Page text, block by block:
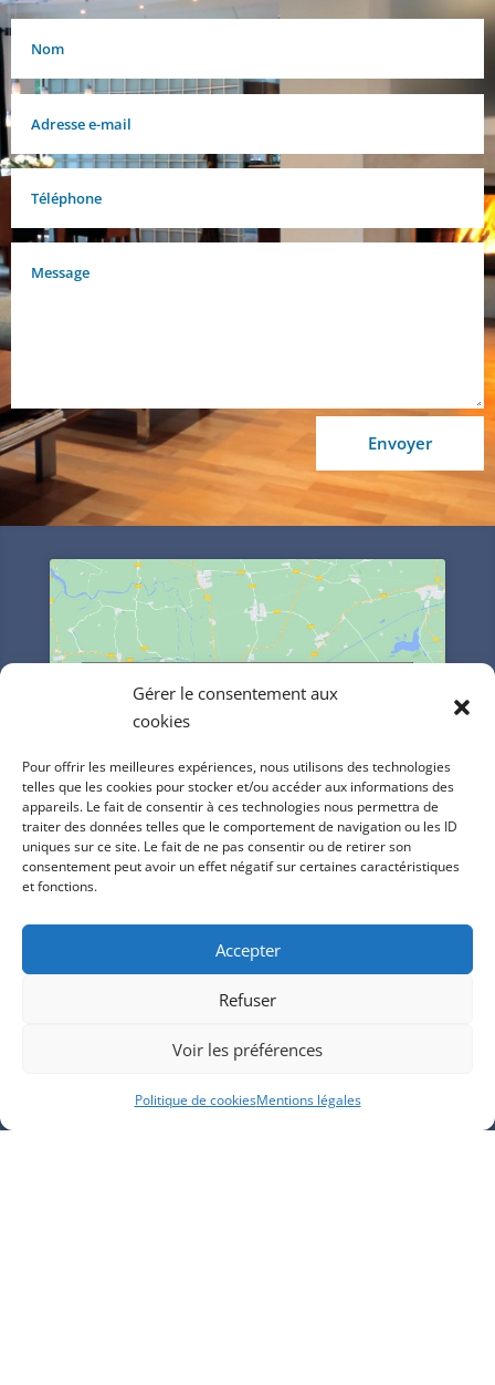
Gérer le consentement aux
cookies
Pour offrir les meilleures expériences, nous utilisons des technologies
telles que les cookies pour stocker et/ou accéder aux informations des
appareils. Le fait de consentir à ces technologies nous permettra de
traiter des données telles que le comportement de navigation ou les ID
uniques sur ce site. Le fait de ne pas consentir ou de retirer son
consentement peut avoir un effet négatif sur certaines caractéristiques
et fonctions.
Accepter
Refuser
Voir les préférences
Politique de cookiesMentions légales
Envoyer
Cliquez pour accepter les cookies
marketing et activer ce contenu
contact@climoccitane.pro
1 rue Henry Deslandres 34500 Béziers